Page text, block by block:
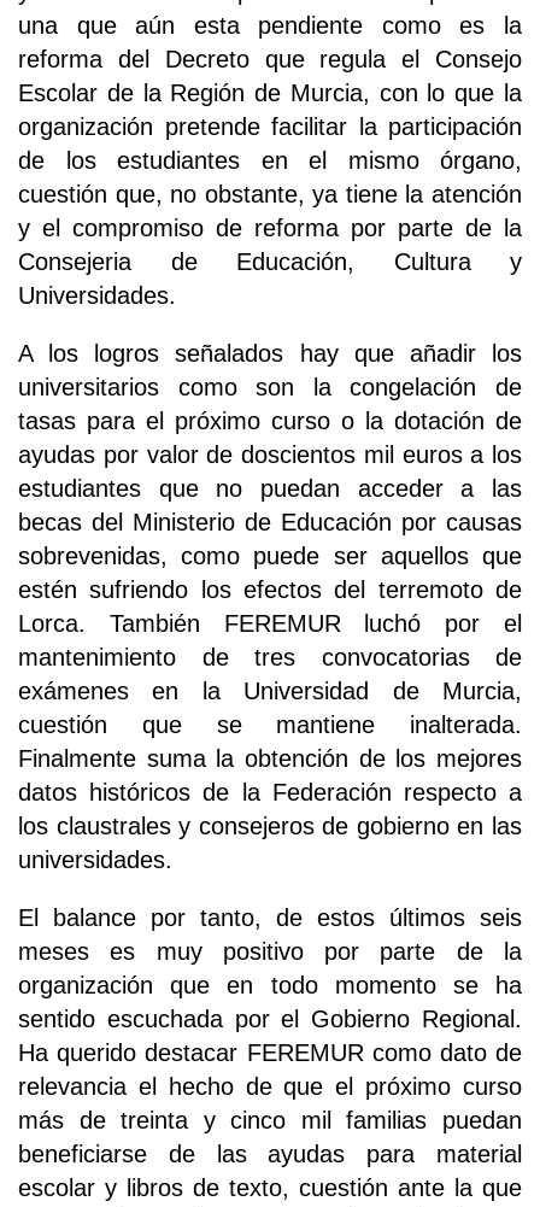
una que aún esta pendiente como es la
reforma del Decreto que regula el Consejo
Escolar de la Región de Murcia, con lo que la
organización pretende facilitar la participación
de los estudiantes en el mismo órgano,
cuestión que, no obstante, ya tiene la atención
y el compromiso de reforma por parte de la
Consejeria de Educación, Cultura y
Universidades.
A los logros señalados hay que añadir los
universitarios como son la congelación de
tasas para el próximo curso o la dotación de
ayudas por valor de doscientos mil euros a los
estudiantes que no puedan acceder a las
becas del Ministerio de Educación por causas
sobrevenidas, como puede ser aquellos que
estén sufriendo los efectos del terremoto de
Lorca. También FEREMUR luchó por el
mantenimiento de tres convocatorias de
exámenes en la Universidad de Murcia,
cuestión que se mantiene inalterada.
Finalmente suma la obtención de los mejores
datos históricos de la Federación respecto a
los claustrales y consejeros de gobierno en las
universidades.
El balance por tanto, de estos últimos seis
meses es muy positivo por parte de la
organización que en todo momento se ha
sentido escuchada por el Gobierno Regional.
Ha querido destacar FEREMUR como dato de
relevancia el hecho de que el próximo curso
más de treinta y cinco mil familias puedan
beneficiarse de las ayudas para material
escolar y libros de texto, cuestión ante la que